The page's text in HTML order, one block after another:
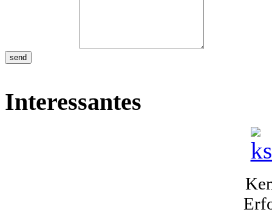
Interessantes